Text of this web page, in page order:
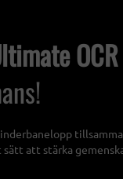
OCR
att stärka